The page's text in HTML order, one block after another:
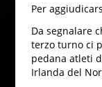
Per
Da segnalare
terzo turno ci
pedana atleti
Irlanda del